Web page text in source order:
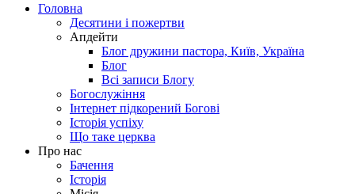
Головна
Десятини і пожертви
Апдейти
Блог дружини пастора, Київ, Україна
Блог
Всі записи Блогу
Богослужіння
Інтернет підкорений Богові
Історія успіху
Що таке церква
Про нас
Бачення
Історія